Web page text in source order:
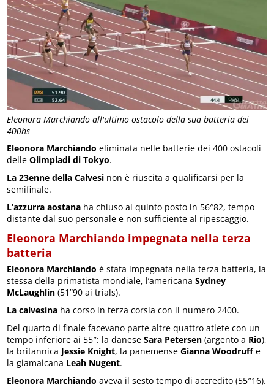
Eleonora Marchiando all'ultimo ostacolo della sua batteria dei
400hs
Eleonora Marchiando eliminata nelle batterie dei 400 ostacoli
delleOlimpiadi di Tokyo.
La 23enne della Calvesi non è riuscita a qualificarsi per la
semifinale.
L’azzurra aostana ha chiuso al quinto posto in 56″82, tempo
distante dal suo personale e non sufficiente al ripescaggio.
Eleonora Marchiando impegnata nella terza
batteria
Eleonora Marchiando è stata impegnata nella terza batteria, la
stessa della primatista mondiale, l’americanaSydney
McLaughlin (51”90 ai trials).
La calvesina ha corso in terza corsia con il numero 2400.
Del quarto di finale facevano parte altre quattro atlete con un
tempo inferiore ai 55″: la daneseSara Petersen(argento a Rio),
la britannica Jessie Knight, la panemenseGianna Woodruffe
la giamaicana Leah Nugent.
Eleonora Marchiando aveva il sesto tempo di accredito (55″16).